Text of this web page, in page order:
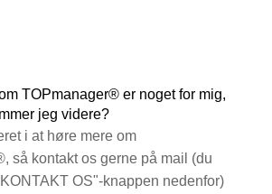
TOPmanager® er noget for mig,
jeg videre?
i at høre mere om
så kontakt os gerne på mail (du
OS"-knappen nedenfor)